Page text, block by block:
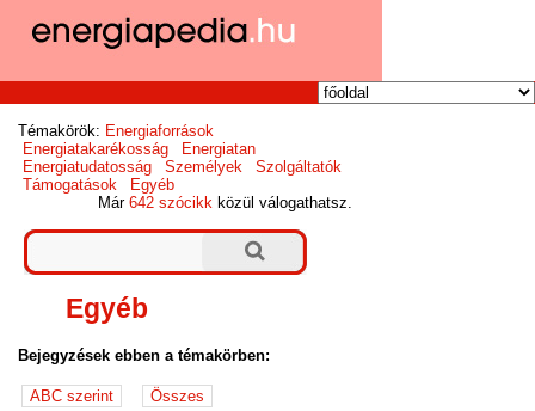
Témakörök: Energiaforrások
Energiatakarékosság
Energiatan
Energiatudatosság
Személyek
Szolgáltatók
Támogatások
Egyéb
Már642 szócikk közül válogathatsz.
Egyéb
Bejegyzések ebben a témakörben: